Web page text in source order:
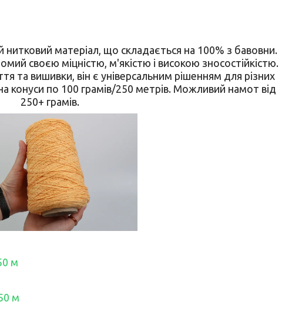
матеріал, що складається на 100% з бавовни.
своєю міцністю, м'якістю і високою зносостійкістю.
та вишивки, він є універсальним рішенням для різних
конуси по 100 грамів/250 метрів. Можливий намот від
250+ грамів.
м
м